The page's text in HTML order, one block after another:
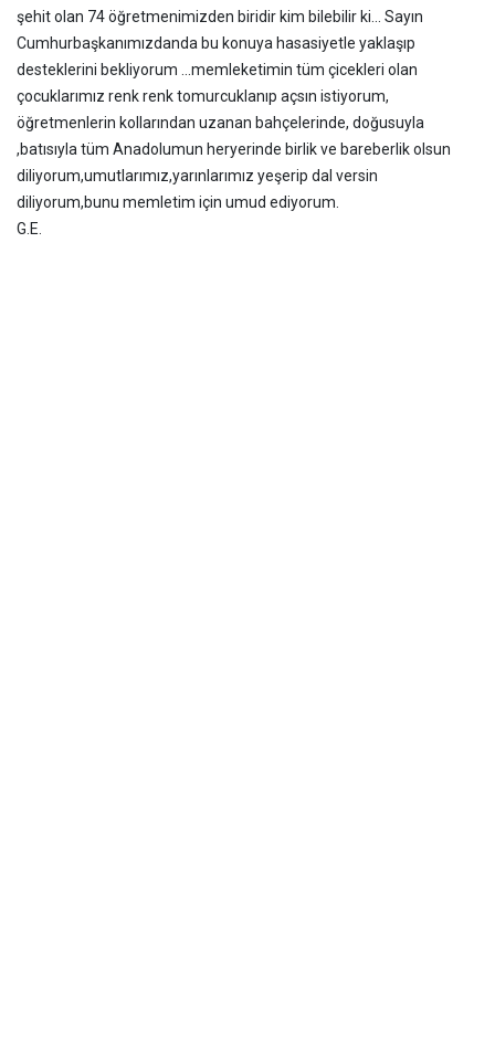
şehit olan 74 öğretmenimizden biridir kim bilebilir ki... Sayın
Cumhurbaşkanımızdanda bu konuya hasasiyetle yaklaşıp
desteklerini bekliyorum ...memleketimin tüm çicekleri olan
çocuklarımız renk renk tomurcuklanıp açsın istiyorum,
öğretmenlerin kollarından uzanan bahçelerinde, doğusuyla
,batısıyla tüm Anadolumun heryerinde birlik ve bareberlik olsun
diliyorum,umutlarımız,yarınlarımız yeşerip dal versin
diliyorum,bunu memletim için umud ediyorum.
G.E.